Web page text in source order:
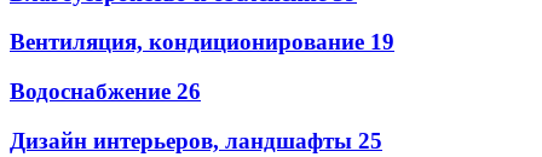
Вентиляция, кондиционирование 19
Водоснабжение 26
Дизайн интерьеров, ландшафты 25